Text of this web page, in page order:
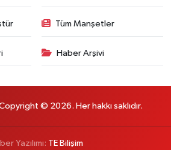
Tüm Manşetler
Haber Arşivi
© 2026. Her hakkı saklıdır.
Yazılımı: TE Bilişim